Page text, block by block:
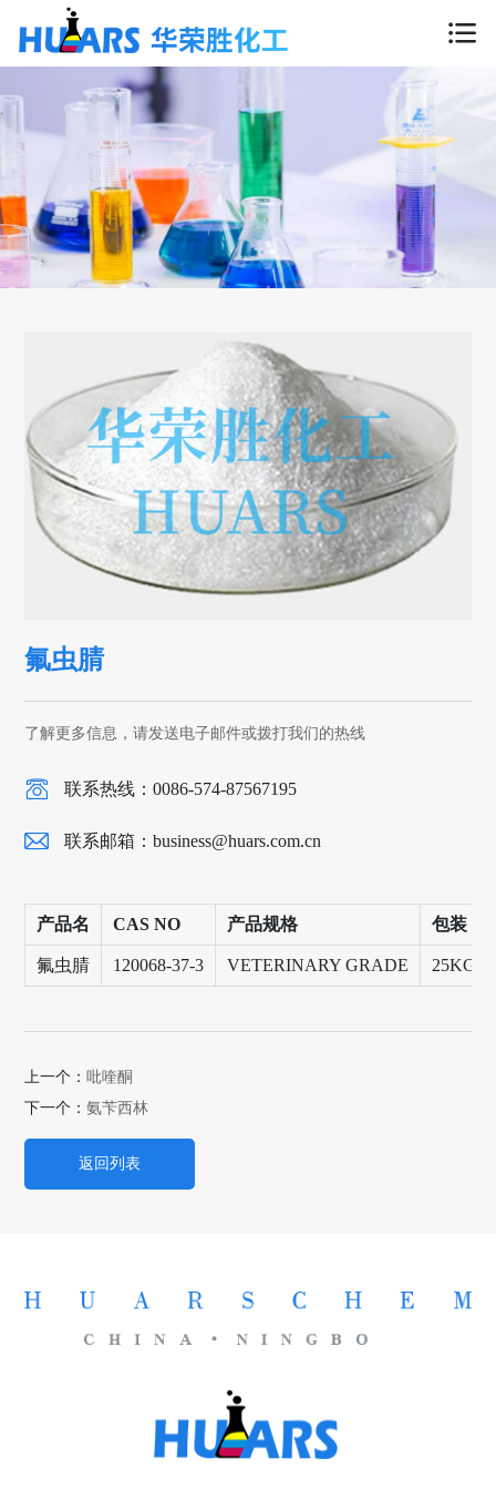
氟虫腈
了解更多信息，请发送电子邮件或拨打我们的热线
联系热线：0086-574-87567195
联系邮箱：business@huars.com.cn
产品名 CAS NO 产品规格 包装
氟虫腈 120068-37-3 VETERINARY GRADE 25KG/
上一个：吡喹酮
下一个：氨苄西林
返回列表